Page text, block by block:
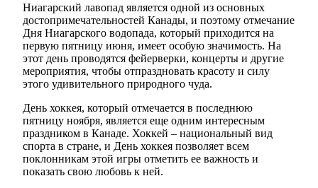
Ниагарский лавопад является одной из основных
достопримечательностей Канады, и поэтому отмечание
Дня Ниагарского водопада, который приходится на
первую пятницу июня, имеет особую значимость. На
этот день проводятся фейерверки, концерты и другие
мероприятия, чтобы отпраздновать красоту и силу
этого удивительного природного чуда.
День хоккея, который отмечается в последнюю
пятницу ноября, является еще одним интересным
праздником в Канаде. Хоккей – национальный вид
спорта в стране, и День хоккея позволяет всем
поклонникам этой игры отметить ее важность и
показать свою любовь к ней.